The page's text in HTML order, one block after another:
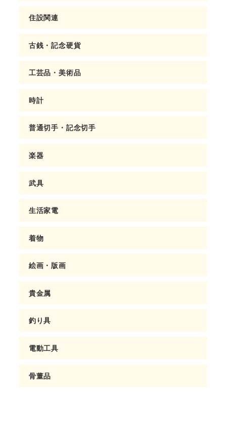
住設関連
古銭・記念硬貨
工芸品・美術品
時計
普通切手・記念切手
楽器
武具
生活家電
着物
絵画・版画
貴金属
釣り具
電動工具
骨董品